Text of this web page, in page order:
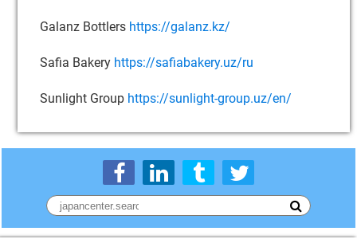
Galanz Bottlers https://galanz.kz/
Safia Bakery https://safiabakery.uz/ru
Sunlight Group https://sunlight-group.uz/en/